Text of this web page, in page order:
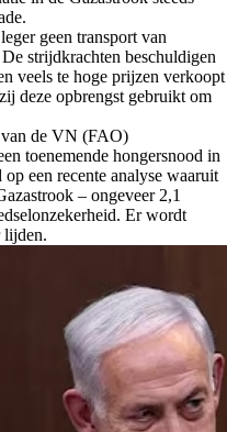
geen transport van
strijdkrachten beschuldigen
veels te hoge prijzen verkoopt
deze opbrengst gebruikt om
van de VN (FAO)
toenemende hongersnood in
een recente analyse waaruit
– ongeveer 2,1
Er wordt
lijden.